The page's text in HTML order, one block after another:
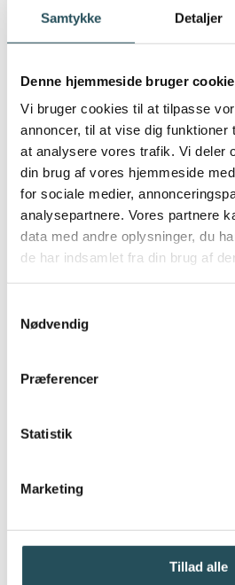
Samtykke Detaljer
Denne hjemmeside bruger
Vi bruger cookies til at tilpasse
annoncer, til at vise dig funktioner
at analysere vores trafik. Vi deler
din brug af vores hjemmeside
for sociale medier,
analysepartnere. Vores partnere
data med andre oplysninger, du
de har indsamlet fra din brug af
Nødvendig
Præferencer
Statistik
Marketing
Tillad alle
tiltag i hele branchen.
egen levevis på sigt.
vi gøre menuen
historie ad gangen.
Vi lægger løbende
her på siden og på
medier.